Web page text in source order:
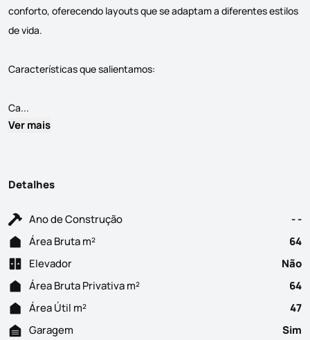
conforto, oferecendo layouts que se adaptam a diferentes estilos
de vida.
Características que salientamos:
Ca...
Ver mais
Detalhes
Ano de Construção
- -
Área Bruta m²
64
Elevador
Não
Área Bruta Privativa m²
64
Área Útil m²
47
Garagem
Sim